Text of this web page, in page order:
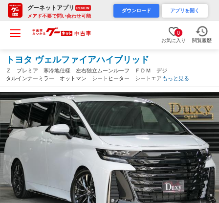
グーネットアプリ RENEW
メアド不要で問い合わせ可能
ダウンロード アプリを開く
0
お気に入り 閲覧履歴
トヨタ ヴェルファイアハイブリッド
Ｚ プレミア 寒冷地仕様 左右独立ムーンルーフ ＦＤＭ デジ
タルインナーミラー オットマン シートヒーター シートエアコ
ン パワーシート シートメモリー パワーバックドア パノラミ
ックビューモニター ＴＶ ＥＴＣ（岐阜県）
もっと見る